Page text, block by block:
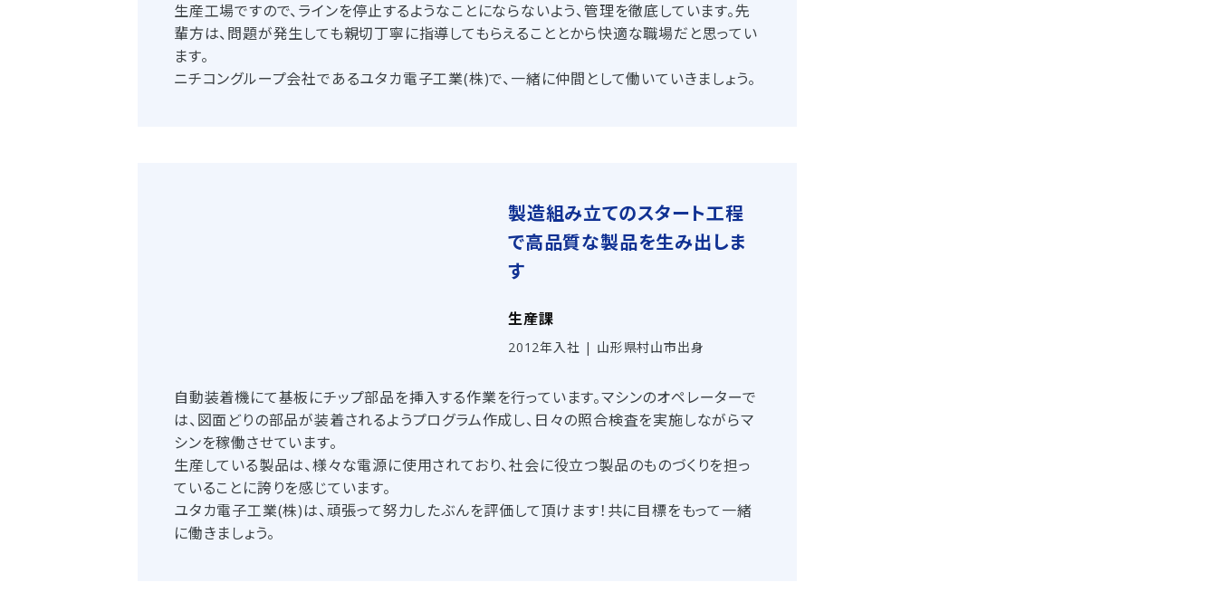
生産工場ですので、ラインを停止するようなことにならないよう、管理を徹底しています。先
輩方は、問題が発生しても親切丁寧に指導してもらえることとから快適な職場だと思ってい
ます。
ニチコングループ会社であるユタカ電子工業(株)で、一緒に仲間として働いていきましょう。
製造組み立てのスタート工程
で高品質な製品を生み出しま
す
生産課
2012年入社 | 山形県村山市出身
自動装着機にて基板にチップ部品を挿入する作業を行っています。マシンのオペレーターで
は、図面どりの部品が装着されるようプログラム作成し、日々の照合検査を実施しながらマ
シンを稼働させています。
生産している製品は、様々な電源に使用されており、社会に役立つ製品のものづくりを担っ
ていることに誇りを感じています。
ユタカ電子工業(株)は、頑張って努力したぶんを評価して頂けます！共に目標をもって一緒
に働きましょう。